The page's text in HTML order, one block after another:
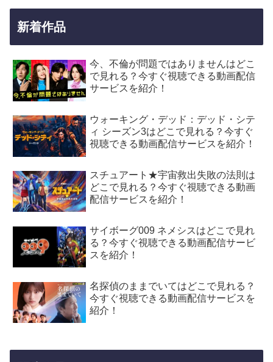
新着作品
今、不倫が問題ではありませんはどこ
で見れる？今すぐ視聴できる動画配信
サービスを紹介！
ウォーキング・デッド：デッド・シテ
ィ シーズン3はどこで見れる？今すぐ
視聴できる動画配信サービスを紹介！
スチュアート★宇宙救出失敗の法則は
どこで見れる？今すぐ視聴できる動画
配信サービスを紹介！
サイボーグ009 ネメシスはどこで見れ
る？今すぐ視聴できる動画配信サービ
スを紹介！
名探偵のままでいてはどこで見れる？
今すぐ視聴できる動画配信サービスを
紹介！